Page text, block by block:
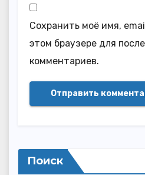
Сохранить моё имя,
этом браузере для
комментариев.
Поиск